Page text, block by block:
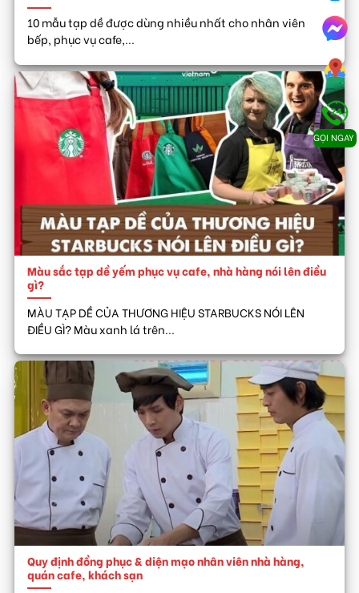
10 mẫu tạp dề được dùng nhiều nhất cho nhân viên
bếp, phục vụ cafe,...
Màu sắc tạp dề yếm phục vụ cafe, nhà hàng nói lên điều
gì?
MÀU TẠP DỀ CỦA THƯƠNG HIỆU STARBUCKS NÓI LÊN
ĐIỀU GÌ? Màu xanh lá trên...
Quy định đồng phục & diện mạo nhân viên nhà hàng,
quán cafe, khách sạn
GỌI NGAY